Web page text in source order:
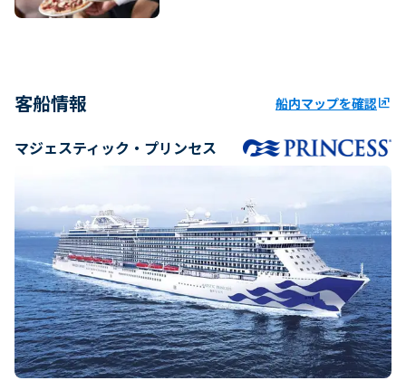
客船情報 船内マップを確認ungroup
マジェスティック・プリンセス